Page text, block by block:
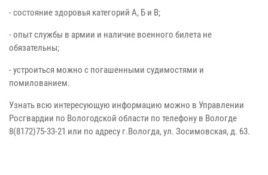
- состояние здоровья категорий А, Б и В;
- опыт службы в армии и наличие военного билета не
обязательны;
- устроиться можно с погашенными судимостями и
помилованием.
Узнать всю интересующую информацию можно в Управлении
Росгвардии по Вологодской области по телефону в Вологде
8(8172)75-33-21 или по адресу г.Вологда, ул. Зосимовская, д. 63.